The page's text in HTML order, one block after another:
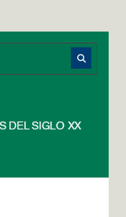
DEL SIGLO XX